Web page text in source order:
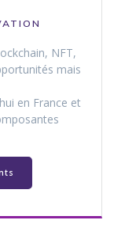
NFT,
mais
en France et